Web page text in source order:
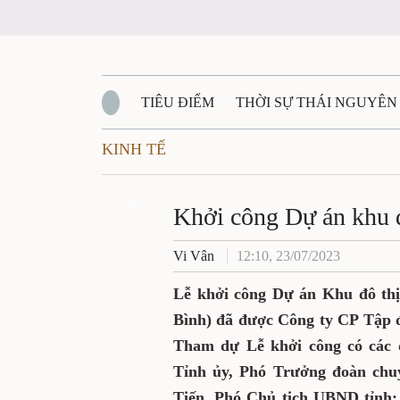
TIÊU ĐIỂM THỜI SỰ THÁI NGUYÊN
QUỐC PHÒNG - AN NINH
QUÊ HƯƠNG - ĐẤT NƯỚC QUỐC TẾ
VĂN BẢN, CHÍNH SÁCH MỚI VĂN
KINH TẾ
Khởi công Dự án
Bình
Vi Vân 12:10, 23/07/2023
Lễ khởi công Dự án Khu
Sơn (Phú Bình) đã được
Group) tổ chức ngày 23/